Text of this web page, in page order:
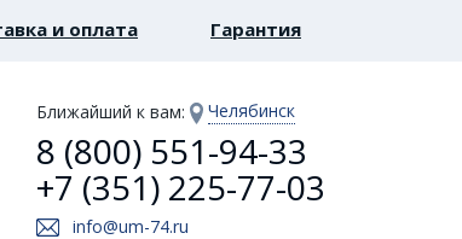
и оплата Гарантия
Ближайший к вам: Челябинск
8 (800) 551-94-33
+7 (351) 225-77-03
info@um-74.ru